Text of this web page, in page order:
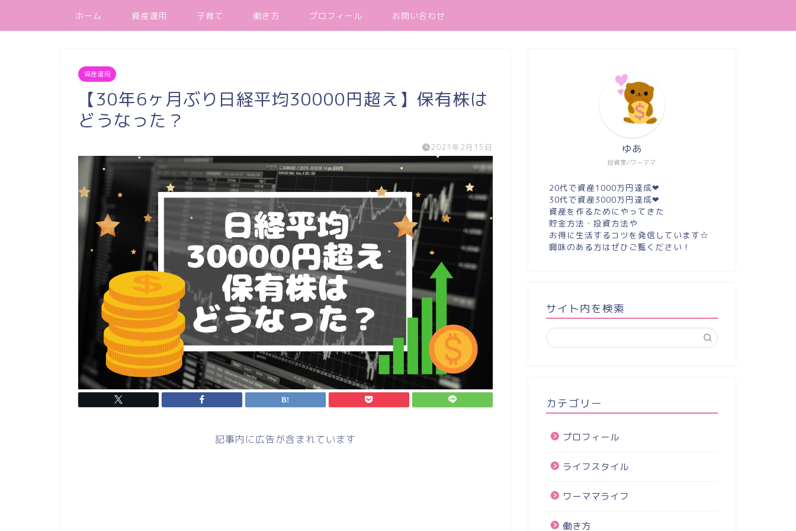
ホーム 資産運用 子育て 働き方 プロフィール お問い合わせ
資産運用
【30年6ヶ月ぶり日経平均30000円超え】保有株は
どうなった？
2021年2月15日
記事内に広告が含まれています
投資家/ワーママ
ゆあ
20代で資産1000万円達成❤︎
30代で資産3000万円達成❤︎
資産を作るためにやってきた
貯金方法・投資方法や
お得に生活するコツを発信しています☆
興味のある方はぜひご覧ください！
サイト内を検索
カテゴリー
プロフィール
ライフスタイル
ワーママライフ
働き方